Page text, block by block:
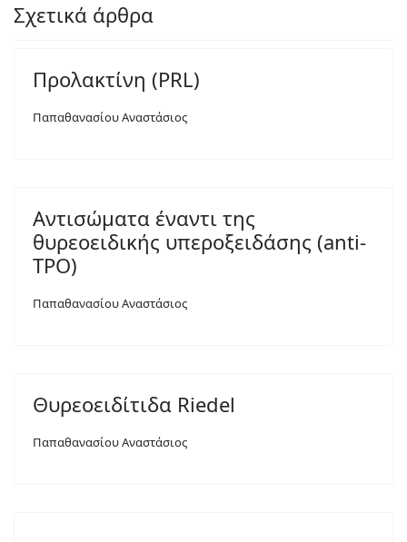
Σχετικά άρθρα
Προλακτίνη (PRL)
Παπαθανασίου Αναστάσιος
Αντισώματα έναντι της
θυρεοειδικής υπεροξειδάσης (anti-
TPO)
Παπαθανασίου Αναστάσιος
Θυρεοειδίτιδα Riedel
Παπαθανασίου Αναστάσιος